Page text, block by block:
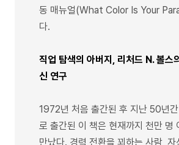
동 매뉴얼(What Color Is Your
다.
직업 탐색의 아버지, 리처드 N. 볼
신 연구
1972년 처음 출간된 후 지난 50년
로 출간된 이 책은 현재까지 천만 명
만났다. 경력 전환을 꾀하는 사람, 자